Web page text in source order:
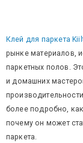
Клей для паркета
рынке материалов,
паркетных полов.
и домашних
более подробно,
почему он может
паркета.